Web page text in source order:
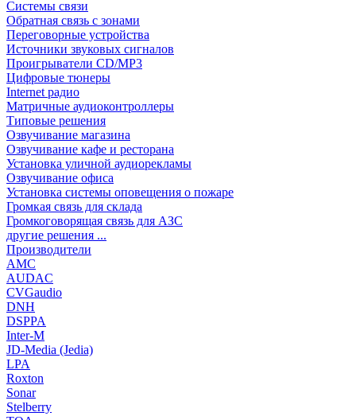
Системы связи
Обратная связь с зонами
Переговорные устройства
Источники звуковых сигналов
Проигрыватели CD/MP3
Цифровые тюнеры
Internet радио
Матричные аудиоконтроллеры
Типовые решения
Озвучивание магазина
Озвучивание кафе и ресторана
Установка уличной аудиорекламы
Озвучивание офиса
Установка системы оповещения о пожаре
Громкая связь для склада
Громкоговорящая связь для АЗС
другие решения ...
Производители
AMC
AUDAC
CVGaudio
DNH
DSPPA
Inter-M
JD-Media (Jedia)
LPA
Roxton
Sonar
Stelberry